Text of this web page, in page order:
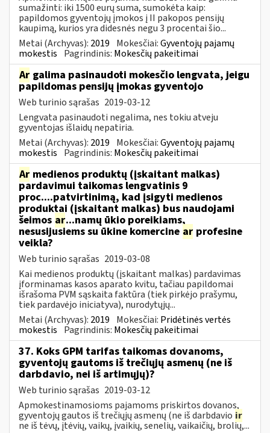
sumažinti: iki 1500 eurų suma, sumokėta kaip:
papildomos gyventojų įmokos į II pakopos pensijų
kaupimą, kurios yra didesnės negu 3 procentai šio...
Metai (Archyvas): 2019 Mokesčiai:Gyventojų pajamų
mokestis Pagrindinis: Mokesčių pakeitimai
Ar galima pasinaudoti mokesčio lengvata, jeigu
papildomas pensijų įmokas gyventojo
Web turinio sąrašas 2019-03-12
Lengvata pasinaudoti negalima, nes tokiu atveju
gyventojas išlaidų nepatiria.
Metai (Archyvas): 2019 Mokesčiai:Gyventojų pajamų
mokestis Pagrindinis: Mokesčių pakeitimai
Ar medienos produktų (įskaitant malkas)
pardavimui taikomas lengvatinis 9
proc....patvirtinimą, kad įsigyti medienos
produktai (įskaitant malkas) bus naudojami
šeimos ar...namų ūkio poreikiams,
nesusijusiems su ūkine komercine ar profesine
veikla?
Web turinio sąrašas 2019-03-08
Kai medienos produktų (įskaitant malkas) pardavimas
įforminamas kasos aparato kvitu, tačiau papildomai
išrašoma PVM sąskaita faktūra (tiek pirkėjo prašymu,
tiek pardavėjo iniciatyva), nurodytųjų...
Metai (Archyvas): 2019 Mokesčiai: Pridėtinės vertės
mokestis Pagrindinis: Mokesčių pakeitimai
37. Koks GPM tarifas taikomas dovanoms,
gyventojų gautoms iš trečiųjų asmenų (ne iš
darbdavio, nei iš artimųjų)?
Web turinio sąrašas 2019-03-12
Apmokestinamosioms pajamoms priskirtos dovanos,
gyventojų gautos iš trečiųjų asmenų (ne iš darbdavio ir
ne iš tėvų, įtėvių, vaikų, įvaikių, senelių, vaikaičių, brolių,...